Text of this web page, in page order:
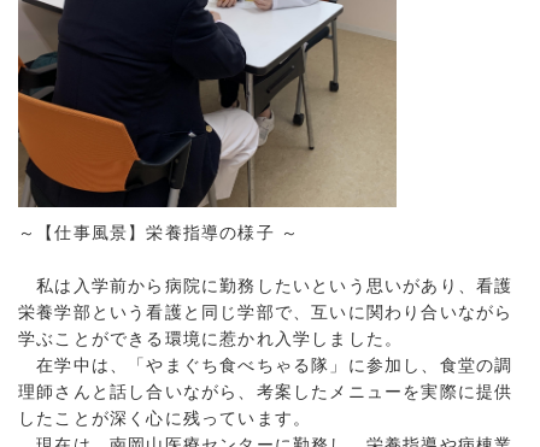
～【仕事風景】栄養指導の様子 ～
私は入学前から病院に勤務したいという思いがあり、看護
栄養学部という看護と同じ学部で、互いに関わり合いながら
学ぶことができる環境に惹かれ入学しました。
在学中は、「やまぐち食べちゃる隊」に参加し、食堂の調
理師さんと話し合いながら、考案したメニューを実際に提供
したことが深く心に残っています。